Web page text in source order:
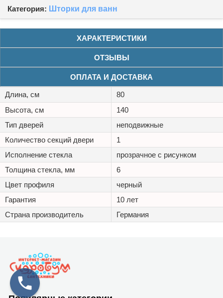
Категория: Шторки для ванн
ХАРАКТЕРИСТИКИ
ОТЗЫВЫ
ОПЛАТА И ДОСТАВКА
Длина, см
80
Высота, см
140
Тип дверей
неподвижные
Количество секций двери
1
Исполнение стекла
прозрачное с рисунком
Толщина стекла, мм
6
Цвет профиля
черный
Гарантия
10 лет
Страна производитель
Германия